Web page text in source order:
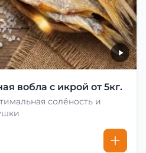
вобла с икрой от 5кг.
солёность и